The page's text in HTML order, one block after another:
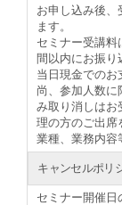
お申し込み後、
ます。
セミナー受講料
間以内にお振り
当日現金でのお
尚、参加人数に
み取り消しはお
理の方のご出席
業種、業務内容
キャンセルポリ
セミナー開催日